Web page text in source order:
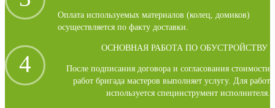
Оплата используемых материалов (колец, домиков)
осуществляется по факту доставки.
4
ОСНОВНАЯ РАБОТА ПО ОБУСТРОЙСТВУ
После подписания договора и согласования стоимости
работ бригада мастеров выполняет услугу. Для работ
используется специнструмент исполнителя.